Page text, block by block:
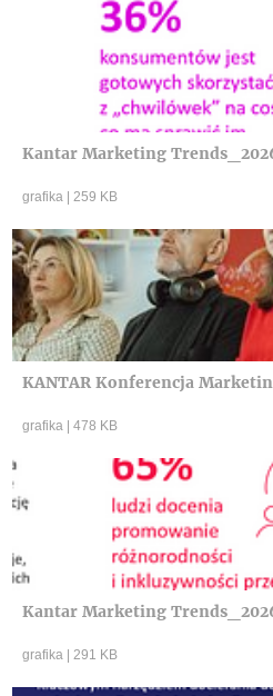
Kantar Marketing
grafika 259 KB
KANTAR Konferencja
grafika 478 KB
Kantar Marketing
grafika 291 KB